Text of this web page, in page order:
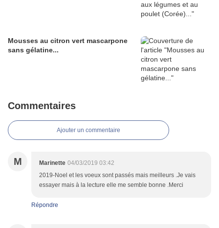
Mousses au citron vert mascarpone
sans gélatine...
Commentaires
Ajouter un commentaire
M Marinette 04/03/2019 03:42
2019-Noel et les voeux sont passés mais meilleurs .Je vais
essayer mais à la lecture elle me semble bonne .Merci
Répondre